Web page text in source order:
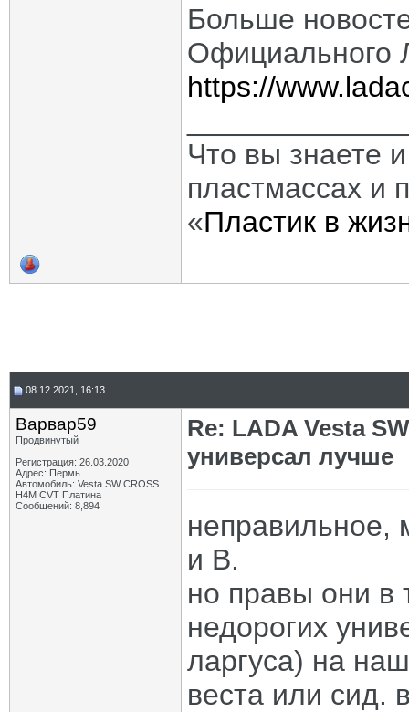
Больше
Официального
https://
Что вы знаете
пластмассах и
«Пластик в
08.12.2021, 16:13
Варвар59
Продвинутый
Регистрация: 26.03.2020
Адрес: Пермь
Автомобиль: Vesta SW CROSS
H4M CVT Платина
Сообщений: 8,894
Re: LADA Vesta
универсал лучше
неправильное,
и В.
но правы они в
недорогих
ларгуса) на
веста или сид.